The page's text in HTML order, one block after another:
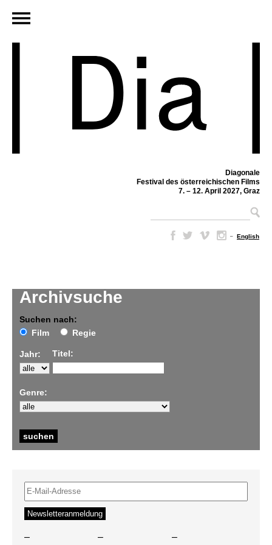
Diagonale
Festival des österreichischen Films
7. – 12. April 2027, Graz
– English
Archivsuche
Suchen nach:
Film
Regie
Jahr: Titel:
Genre:
– – –